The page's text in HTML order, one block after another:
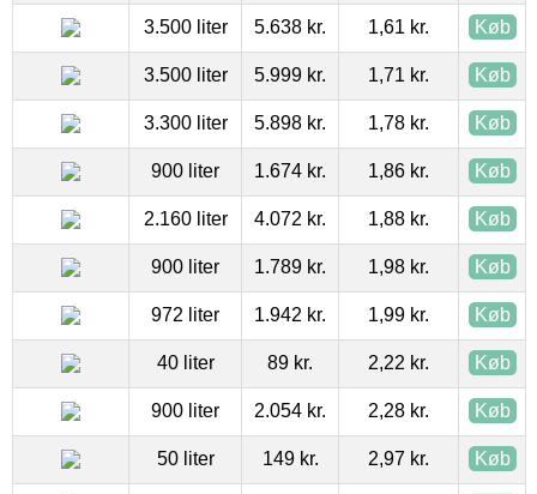
3.500 liter 5.638 kr. 1,61 kr. Køb
3.500 liter 5.999 kr. 1,71 kr. Køb
3.300 liter 5.898 kr. 1,78 kr. Køb
900 liter 1.674 kr. 1,86 kr. Køb
2.160 liter 4.072 kr. 1,88 kr. Køb
900 liter 1.789 kr. 1,98 kr. Køb
972 liter 1.942 kr. 1,99 kr. Køb
40 liter 89 kr. 2,22 kr. Køb
900 liter 2.054 kr. 2,28 kr. Køb
50 liter 149 kr. 2,97 kr. Køb